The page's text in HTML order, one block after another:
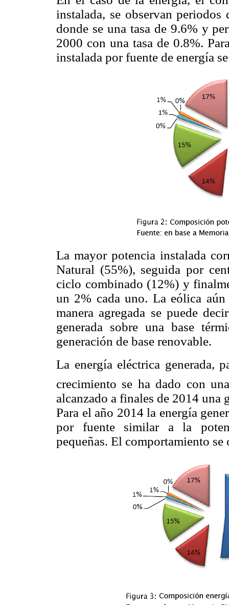
instalada, se observan
donde se una tasa de 9.6% y
2000 con una tasa de 0.8%.
instalada por fuente de energía
La mayor potencia instalada
Natural (55%), seguida por
ciclo combinado (12%) y
un 2% cada uno. La eólica
manera agregada se puede
generada sobre una base
generación de base renovable.
La energía eléctrica generada,
crecimiento se ha dado con
alcanzado a finales de 2014
Para el año 2014 la energía
por fuente similar a la
pequeñas. El comportamiento